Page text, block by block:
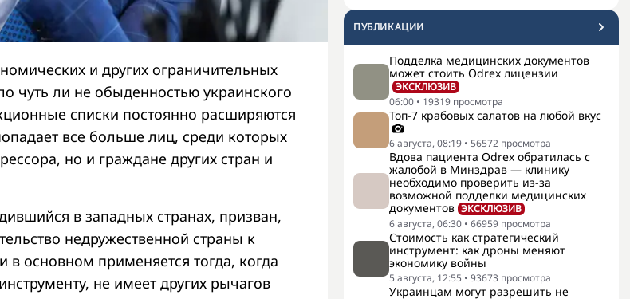
ПУБЛИКАЦИИ
Подделка медицинских документов
может стоить Odrex лицензии
ЭКСКЛЮЗИВ
06:00 • 19319 просмотра
Топ-7 крабовых салатов на любой вкус
6 августа, 08:19 • 56572 просмотра
Вдова пациента Odrex обратилась с
жалобой в Минздрав — клинику
необходимо проверить из-за
возможной подделки медицинских
документов ЭКСКЛЮЗИВ
6 августа, 06:30 • 66959 просмотра
Стоимость как стратегический
инструмент: как дроны меняют
экономику войны
5 августа, 12:55 • 93673 просмотра
Украинцам могут разрешить не
и других ограничительных
чуть ли не обыденностью украинского
списки постоянно расширяются
все больше лиц, среди которых
но и граждане других стран и
в западных странах, призван,
недружественной страны к
основном применяется тогда, когда
не имеет других рычагов